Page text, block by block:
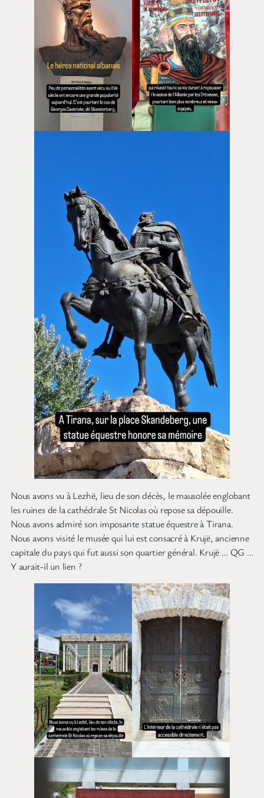
Nous avons vu à Lezhë, lieu de son décès, le mausolée englobant
les ruines de la cathédrale St Nicolas où repose sa dépouille.
Nous avons admiré son imposante statue équestre à Tirana.
Nous avons visité le musée qui lui est consacré à Krujë, ancienne
capitale du pays qui fut aussi son quartier général. Krujë … QG …
Y aurait-il un lien ?